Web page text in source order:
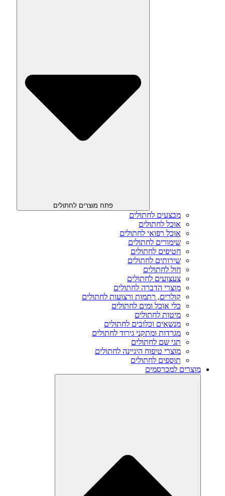
פתח מוצרים לחתולים
מבצעים לחתולים
אוכל לחתולים
אוכל רפואי לחתולים
שימורים לחתולים
חטיפים לחתולים
שירותים לחתולים
חול לחתולים
צעצועים לחתולים
מוצרי הדברה לחתולים
קולרים, רתמות ורצועות לחתולים
כלי אוכל ומים לחתולים
מיטות לחתולים
מנשאים וכלובים לחתולים
מגרדות ומתקני גירוד לחתולים
תגי שם לחתולים
מוצרי טיפוח היגיינה לחתולים
תוספים לחתולים
מוצרים למכרסמים